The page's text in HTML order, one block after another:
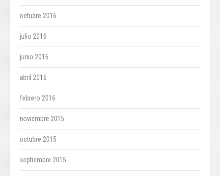
octubre 2016
julio 2016
junio 2016
abril 2016
febrero 2016
noviembre 2015
octubre 2015
septiembre 2015